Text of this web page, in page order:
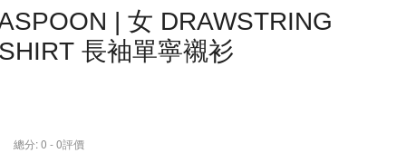
| 女 DRAWSTRING
長袖單寧襯衫
總分:0 -0評價